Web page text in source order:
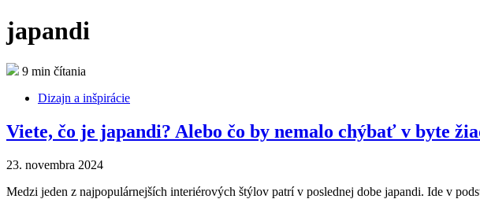
japandi
9 min čítania
Dizajn a inšpirácie
Viete, čo je japandi? Alebo čo by nemalo chýbať v byte
23. novembra 2024
Medzi jeden z najpopulárnejších interiérových štýlov patrí v poslednej dobe japandi. Ide v